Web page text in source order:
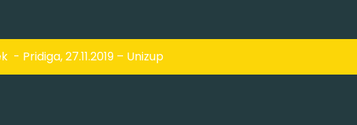
- Pridiga, 27.11.2019 – Unizup